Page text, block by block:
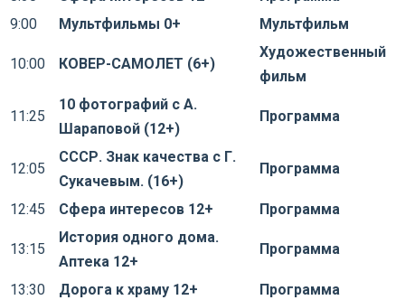
9:00
Мультфильмы 0+ Мультфильм
10:00 КОВЕР-САМОЛЕТ (6+)
Художественный
фильм
11:25
10 фотографий с А.
Шараповой (12+)
Программа
12:05
СССР. Знак качества с Г.
Сукачевым. (16+)
Программа
12:45 Сфера интересов 12+ Программа
13:15
История одного дома.
Аптека 12+
Программа
13:30 Дорога к храму 12+ Программа